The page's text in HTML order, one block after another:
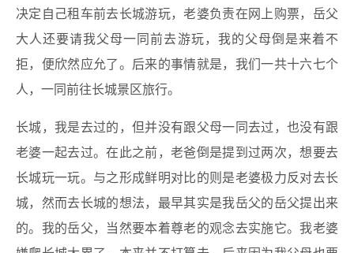
决定自己租车前去长城游玩，老婆负责在网上购票，岳父
大人还要请我父母一同前去游玩，我的父母倒是来着不
拒，便欣然应允了。后来的事情就是，我们一共十六七个
人，一同前往长城景区旅行。
长城，我是去过的，但并没有跟父母一同去过，也没有跟
老婆一起去过。在此之前，老爸倒是提到过两次，想要去
长城玩一玩。与之形成鲜明对比的则是老婆极力反对去长
城，然而去长城的想法，最早其实是我岳父的岳父提出来
的。我的岳父，当然要本着尊老的观念去实施它。我老婆